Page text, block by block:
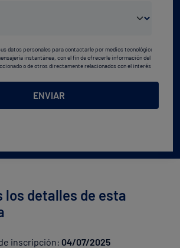
datos personales para contactarle por medios tecnológicos,
instantánea, con el fin de ofrecerle información del
o de otros directamente relacionados con el interés
su solicitud con las empresas que conforman elGrupo
petición. Quedan reconocidos los derechos de acceso,
limitación, tal y como se explica en la
ENVIAR
los detalles de esta
inscripción: 04/07/2025